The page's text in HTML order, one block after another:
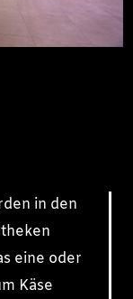
in den
eine oder
Käse